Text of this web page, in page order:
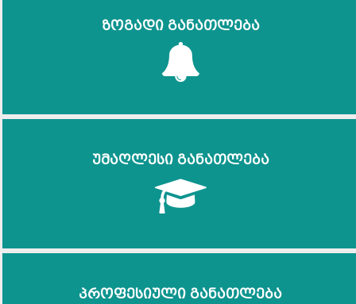
ზოგადი განათლება
უმაღლესი განათლება
პროფესიული განათლება